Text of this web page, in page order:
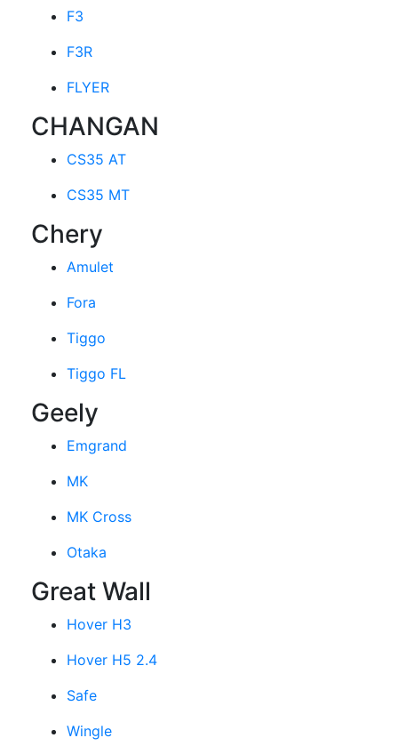
F3
F3R
FLYER
CHANGAN
CS35 AT
CS35 MT
Chery
Amulet
Fora
Tiggo
Tiggo FL
Geely
Emgrand
MK
MK Cross
Otaka
Great Wall
Hover H3
Hover H5 2.4
Safe
Wingle